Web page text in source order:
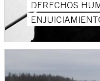
DERECHOS